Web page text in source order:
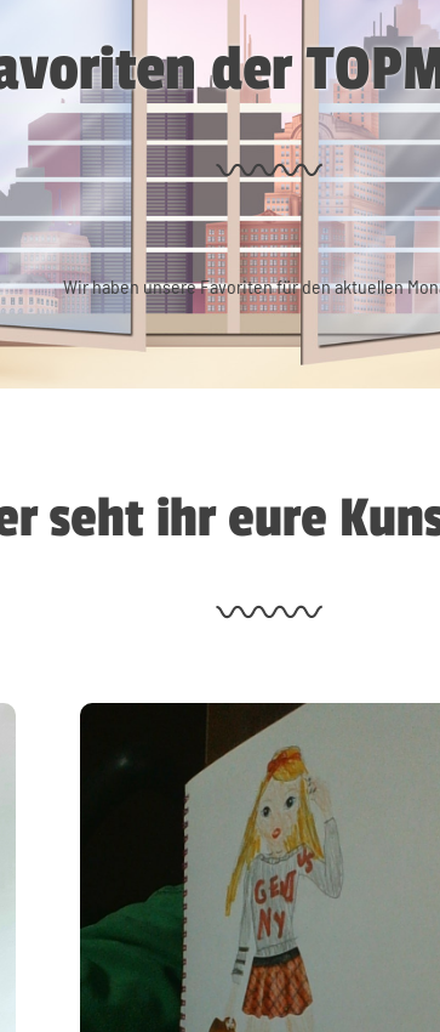
der
Wir haben unsere Favoriten für den aktuellen
seht ihr eure